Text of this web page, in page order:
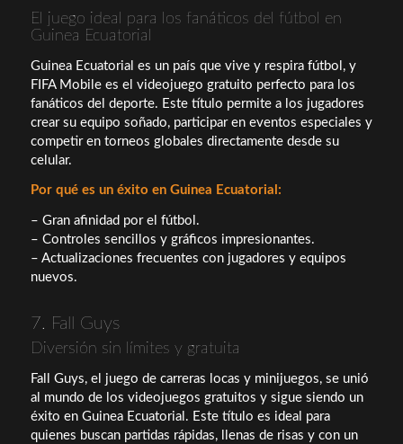
El juego ideal para los fanáticos del fútbol en
Guinea Ecuatorial
Guinea Ecuatorial es un país que vive y respira fútbol, y
FIFA Mobile es el videojuego gratuito perfecto para los
fanáticos del deporte. Este título permite a los jugadores
crear su equipo soñado, participar en eventos especiales y
competir en torneos globales directamente desde su
celular.
Por qué es un éxito en Guinea Ecuatorial:
– Gran afinidad por el fútbol.
– Controles sencillos y gráficos impresionantes.
– Actualizaciones frecuentes con jugadores y equipos
nuevos.
7. Fall Guys
Diversión sin límites y gratuita
Fall Guys, el juego de carreras locas y minijuegos, se unió
al mundo de los videojuegos gratuitos y sigue siendo un
éxito en Guinea Ecuatorial. Este título es ideal para
quienes buscan partidas rápidas, llenas de risas y con un